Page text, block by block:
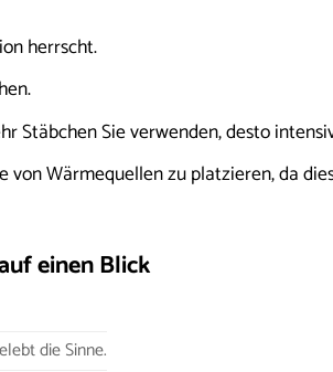
herrscht.
Stäbchen Sie verwenden, desto
Wärmequellen zu platzieren, da
einen Blick
die Sinne.